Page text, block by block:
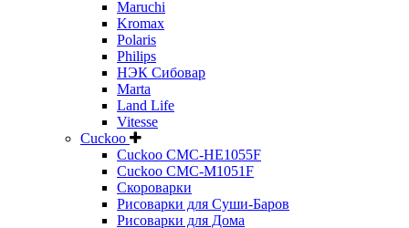
Maruchi
Kromax
Polaris
Philips
НЭК Сибовар
Marta
Land Life
Vitesse
Cuckoo
Cuckoo CMC-HE1055F
Cuckoo CMC-M1051F
Скороварки
Рисоварки для Суши-Баров
Рисоварки для Дома